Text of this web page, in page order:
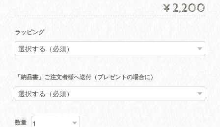
¥2,200
ラッピング
「納品書」ご注文者様へ送付（プレゼントの場合に）
数量